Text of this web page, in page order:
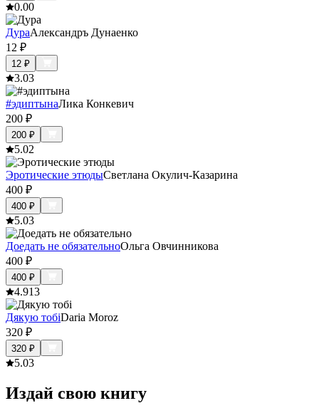
0.00
ДураАлександръ Дунаенко
12 ₽
12 ₽
3.03
#эдиптынаЛика Конкевич
200 ₽
200 ₽
5.02
Эротические этюдыСветлана Окулич-Казарина
400 ₽
400 ₽
5.03
Доедать не обязательноОльга Овчинникова
400 ₽
400 ₽
4.913
Дякую тобіDaria Moroz
320 ₽
320 ₽
5.03
Издай свою книгу